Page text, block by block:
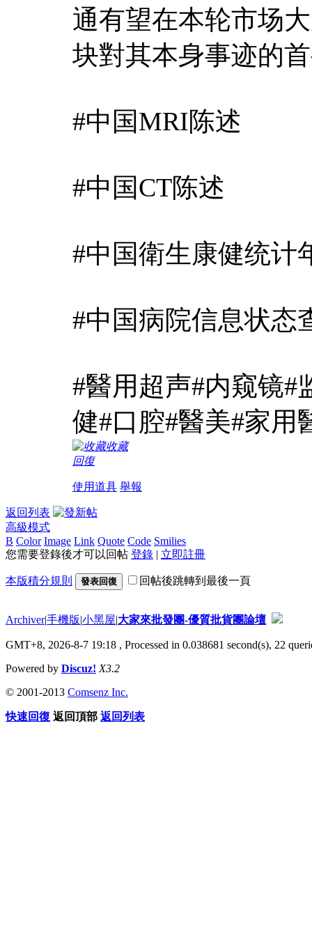
通有望在本轮市场
块對其本身事迹的
#中国MRI陈述
#中国CT陈述
#中国衛生康健统计
#中国病院信息状态
#醫用超声#内窥镜#
健#口腔#醫美#家用
收藏
回復
使用道具 舉報
返回列表
高級模式
B Color Image Link Quote Code Smilies
您需要登錄後才可以回帖 登錄 | 立即註冊
本版積分規則 發表回復 回帖後跳轉到最後一頁
Archiver|手機版|小黑屋|大家來批發團-優質批貨團論壇
GMT+8, 2026-8-7 19:18 , Processed in 0.038681 second(s), 22
Powered by Discuz! X3.2
© 2001-2013 Comsenz Inc.
快速回復 返回頂部 返回列表